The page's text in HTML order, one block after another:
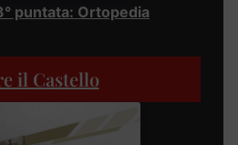
puntata: Ortopedia
il Castello